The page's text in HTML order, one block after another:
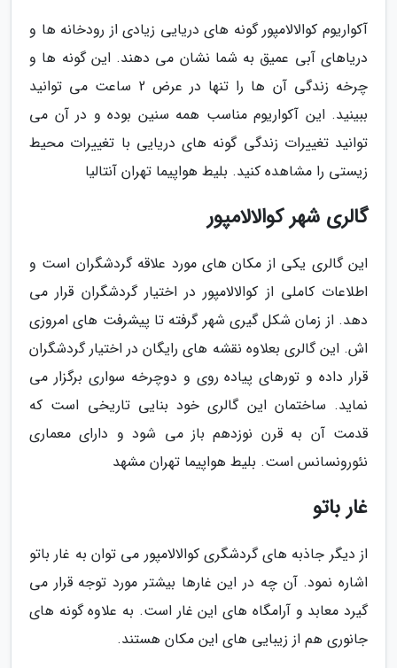
آکواریوم کوالالامپور گونه های دریایی زیادی از رودخانه ها و
دریاهای آبی عمیق به شما نشان می دهند. این گونه ها و
چرخه زندگی آن ها را تنها در عرض 2 ساعت می توانید
ببینید. این آکواریوم مناسب همه سنین بوده و در آن می
توانید تغییرات زندگی گونه های دریایی با تغییرات محیط
زیستی را مشاهده کنید. بلیط هواپیما تهران آنتالیا
گالری شهر کوالالامپور
این گالری یکی از مکان های مورد علاقه گردشگران است و
اطلاعات کاملی از کوالالامپور در اختیار گردشگران قرار می
دهد. از زمان شکل گیری شهر گرفته تا پیشرفت های امروزی
اش. این گالری بعلاوه نقشه های رایگان در اختیار گردشگران
قرار داده و تورهای پیاده روی و دوچرخه سواری برگزار می
نماید. ساختمان این گالری خود بنایی تاریخی است که
قدمت آن به قرن نوزدهم باز می شود و دارای معماری
نئورونسانس است. بلیط هواپیما تهران مشهد
غار باتو
از دیگر جاذبه های گردشگری کوالالامپور می توان به غار باتو
اشاره نمود. آن چه در این غارها بیشتر مورد توجه قرار می
گیرد معابد و آرامگاه های این غار است. به علاوه گونه های
جانوری هم از زیبایی های این مکان هستند.